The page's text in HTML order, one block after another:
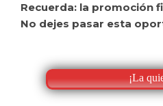
Recuerda: la promoción
No dejes pasar esta
¡La